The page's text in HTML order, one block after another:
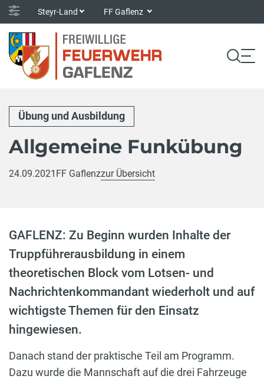
Steyr-Land FF Gaflenz
Übung und Ausbildung
Allgemeine Funkübung
24.09.2021 FF Gaflenzzur Übersicht
GAFLENZ: Zu Beginn wurden Inhalte der
Truppführerausbildung in einem
theoretischen Block vom Lotsen- und
Nachrichtenkommandant wiederholt und auf
wichtigste Themen für den Einsatz
hingewiesen.
Danach stand der praktische Teil am Programm.
Dazu wurde die Mannschaft auf die drei Fahrzeuge